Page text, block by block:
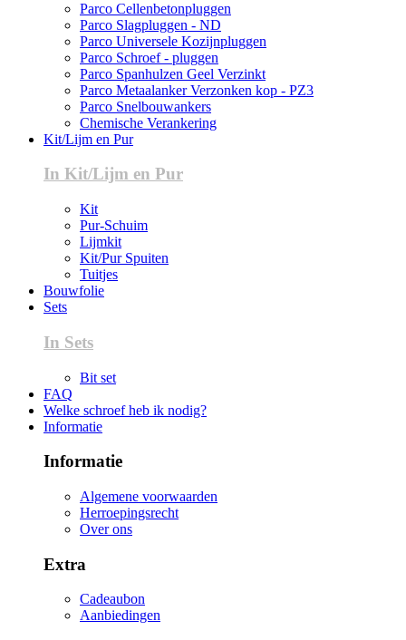
Parco Cellenbetonpluggen
Parco Slagpluggen - ND
Parco Universele Kozijnpluggen
Parco Schroef - pluggen
Parco Spanhulzen Geel Verzinkt
Parco Metaalanker Verzonken kop - PZ3
Parco Snelbouwankers
Chemische Verankering
Kit/Lijm en Pur
In Kit/Lijm en Pur
Kit
Pur-Schuim
Lijmkit
Kit/Pur Spuiten
Tuitjes
Bouwfolie
Sets
In Sets
Bit set
FAQ
Welke schroef heb ik nodig?
Informatie
Informatie
Algemene voorwaarden
Herroepingsrecht
Over ons
Extra
Cadeaubon
Aanbiedingen